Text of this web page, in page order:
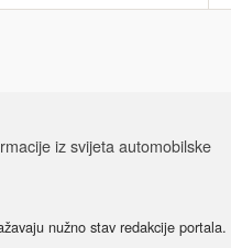
iz svijeta automobilske
nužno stav redakcije portala.